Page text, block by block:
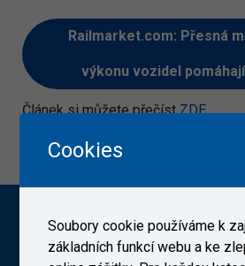
Railmarket.com: Přesná
výkonu vozidel
Článek si můžete přečístZDE
Výzkumný Ústav
Cookies
Soubory cookie používáme k
základních funkcí webu a ke